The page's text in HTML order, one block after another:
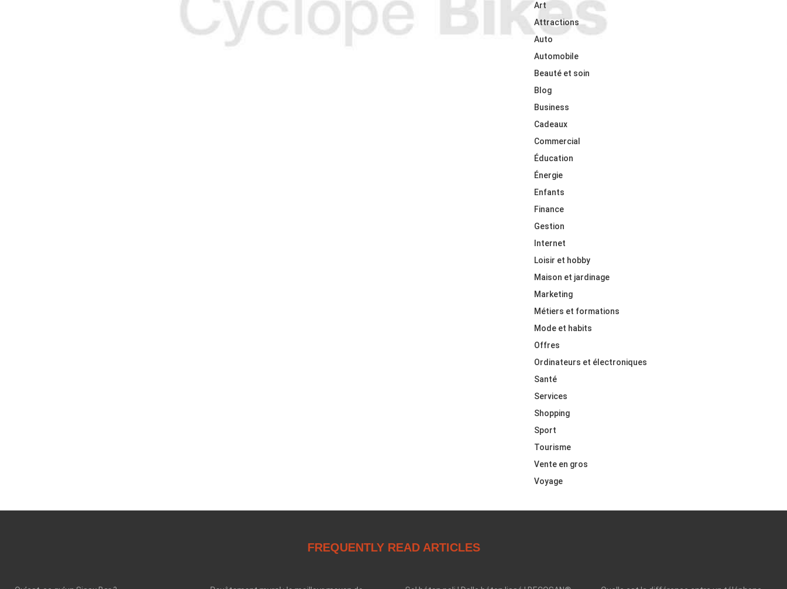
O
E E
Art
Attractions
Auto
Automobile
Beauté et soin
Blog
Business
Cadeaux
Commercial
Éducation
Énergie
Enfants
Finance
Gestion
Internet
Loisir et hobby
Maison et jardinage
Marketing
Métiers et formations
Mode et habits
Offres
Ordinateurs et électroniques
Santé
Services
Shopping
Sport
Tourisme
Vente en gros
Voyage
FREQUENTLY READ ARTICLES